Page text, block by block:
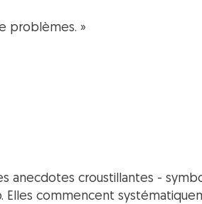
problèmes. »
anecdotes croustillantes -
commencent